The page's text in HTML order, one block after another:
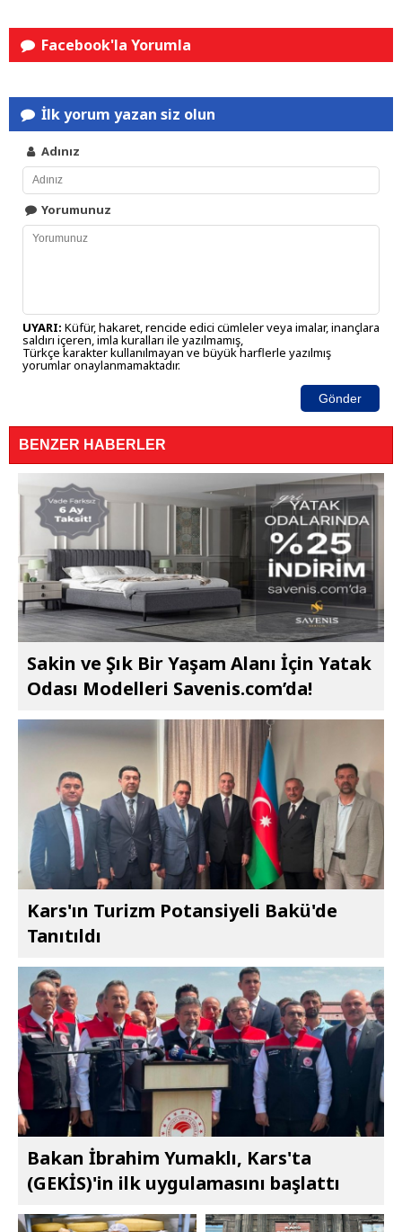
Facebook'la Yorumla
İlk yorum yazan siz olun
Adınız
Yorumunuz
UYARI: Küfür, hakaret, rencide edici cümleler veya imalar, inançlara
saldırı içeren, imla kuralları ile yazılmamış,
Türkçe karakter kullanılmayan ve büyük harflerle yazılmış
yorumlar onaylanmamaktadır.
Gönder
BENZER HABERLER
Sakin ve Şık Bir Yaşam Alanı İçin Yatak
Odası Modelleri Savenis.com’da!
Kars'ın Turizm Potansiyeli Bakü'de
Tanıtıldı
Bakan İbrahim Yumaklı, Kars'ta
(GEKİS)'in ilk uygulamasını başlattı